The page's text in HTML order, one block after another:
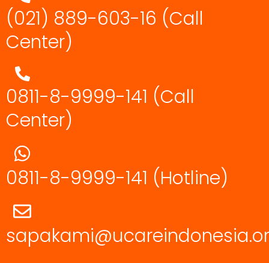
(021) 889-603-16 (Call
Center)
0811-8-9999-141 (Call
Center)
0811-8-9999-141 (Hotline)